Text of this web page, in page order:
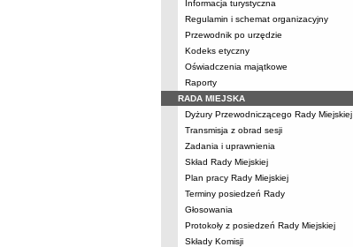
Informacja turystyczna
Regulamin i schemat organizacyjny
Przewodnik po urzędzie
Kodeks etyczny
Oświadczenia majątkowe
Raporty
RADA MIEJSKA
Dyżury Przewodniczącego Rady Miejskiej
Transmisja z obrad sesji
Zadania i uprawnienia
Skład Rady Miejskiej
Plan pracy Rady Miejskiej
Terminy posiedzeń Rady
Głosowania
Protokoły z posiedzeń Rady Miejskiej
Składy Komisji